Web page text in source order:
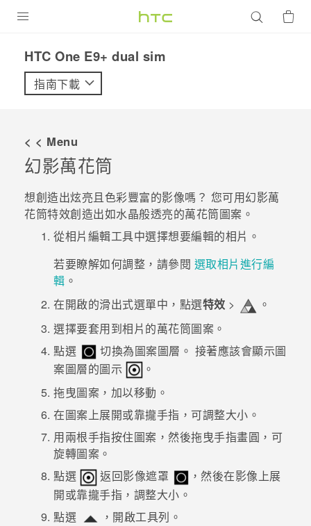
VIVE
優惠專區
校園專案
企業採購
銷售通路
支援服務
VIVELAND
HTC One E9+ dual sim‎
指南下載
< < Menu
幻影萬花筒
想創造出炫亮且色彩豐富的影像嗎？ 您可用幻影萬
花筒特效創造出如水晶般透亮的萬花筒圖案。
從相片編輯工具中選擇想要編輯的相片。
若要瞭解如何調整，請參閱 選取相片進行編
輯 。
在開啟的滑出式選單中，點選特效 >
。
選擇要套用到相片的萬花筒圖案。
點選
切換為圖案圖層。 接著應該會顯示圖
案圖層的圖示
。
拖曳圖案，加以移動。
在圖案上展開或靠攏手指，可調整大小。
用兩根手指按住圖案，然後拖曳手指畫圓，可
旋轉圖案。
點選
返回影像遮罩
，然後在影像上展
開或靠攏手指，調整大小。
點選
，開啟工具列。